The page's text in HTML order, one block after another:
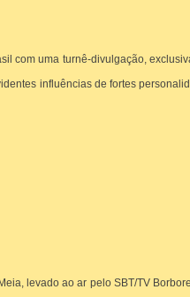
com uma turnê-divulgação,
influências de fortes
levado ao ar pelo SBT/TV